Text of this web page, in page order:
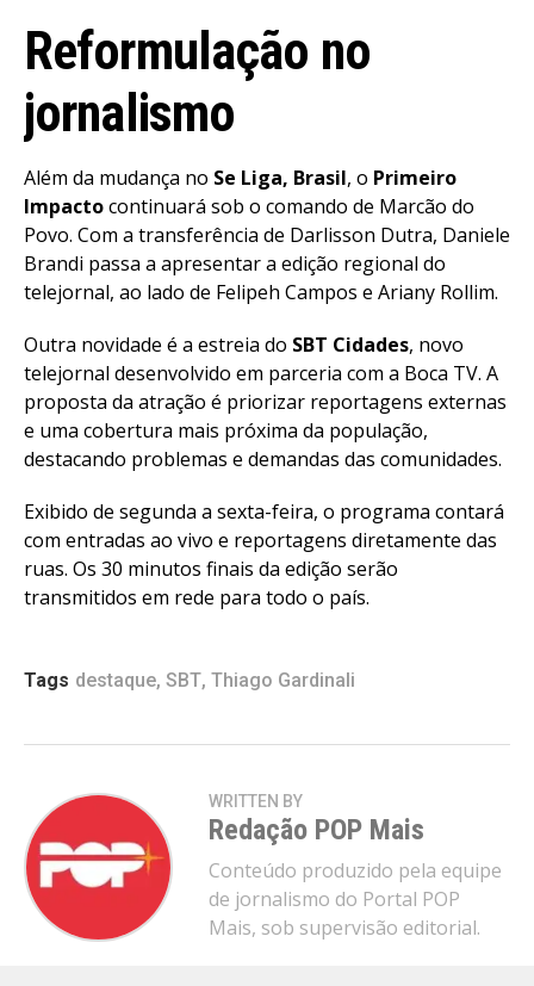
Reformulação no
jornalismo
Além da mudança no Se Liga, Brasil, o Primeiro
Impactocontinuará sob o comando de Marcão do
Povo. Com a transferência de Darlisson Dutra, Daniele
Brandi passa a apresentar a edição regional do
telejornal, ao lado de Felipeh Campos e Ariany Rollim.
Outra novidade é a estreia do SBT Cidades, novo
telejornal desenvolvido em parceria com a Boca TV. A
proposta da atração é priorizar reportagens externas
e uma cobertura mais próxima da população,
destacando problemas e demandas das comunidades.
Exibido de segunda a sexta-feira, o programa contará
com entradas ao vivo e reportagens diretamente das
ruas. Os 30 minutos finais da edição serão
transmitidos em rede para todo o país.
Tags destaque, SBT, Thiago Gardinali
WRITTEN BY
Redação POP Mais
Conteúdo produzido pela equipe
de jornalismo do Portal POP
Mais, sob supervisão editorial.